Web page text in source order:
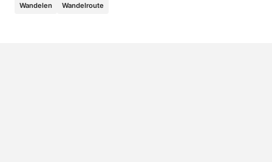
Wandelen Wandelroute